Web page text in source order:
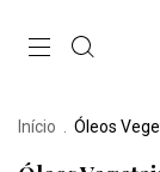
Início Óleos